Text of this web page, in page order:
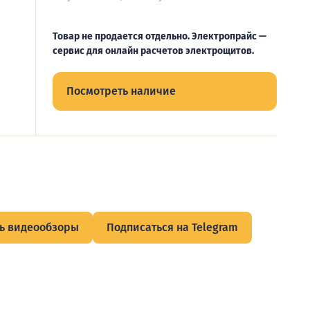
Товар не продается отдельно. Электропрайс —
сервис для онлайн расчетов электрощитов.
Посмотреть наличие
видеообзоры Подписаться на Telegram